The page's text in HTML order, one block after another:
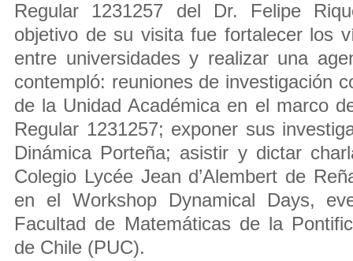
Regular 1231257 del Dr. Felipe
objetivo de su visita fue fortalecer los
entre universidades y realizar una
contempló: reuniones de investigación
de la Unidad Académica en el marco
Regular 1231257; exponer sus
Dinámica Porteña; asistir y dictar
Colegio Lycée Jean d’Alembert de
en el Workshop Dynamical Days,
Facultad de Matemáticas de la
de Chile (PUC).